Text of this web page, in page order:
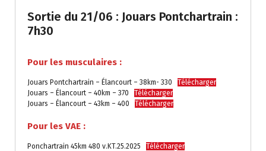
Sortie du 21/06 : Jouars Pontchartrain :
7h30
Pour les musculaires :
Jouars Pontchartrain – Élancourt – 38km- 330
Télécharger
Jouars – Élancourt – 40km – 370
Télécharger
Jouars – Élancourt – 43km – 400
Télécharger
Pour les VAE :
Ponchartrain 45km 480 v.KT.25.2025 Télécharger